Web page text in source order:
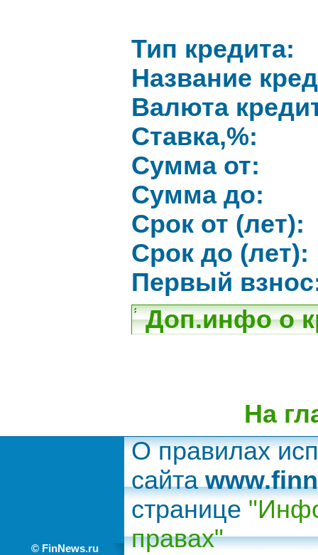
Тип кредита:
Название
Валюта
Ставка,%:
Сумма от:
Сумма до:
Срок от (лет):
Срок до (лет):
Первый
Доп.инфо о
На
© FinNews.ru
О правилах
сайта
странице
правах"